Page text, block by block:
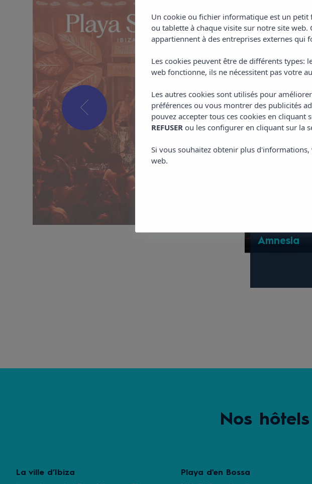
Entrée
Amnesia
Nos
La ville d’Ibiza
Playa d'en Bossa
Un cookie ou fichier informatique est un
ou tablette à chaque visite sur notre site
appartiennent à des entreprises externes qui
Les cookies peuvent être de différents types:
web fonctionne, ils ne nécessitent pas votre
Les autres cookies sont utilisés pour
préférences ou vous montrer des publicités
pouvez accepter tous ces cookies en cliquant
REFUSERou les configurer en cliquant sur la
Si vous souhaitez obtenir plus
web.